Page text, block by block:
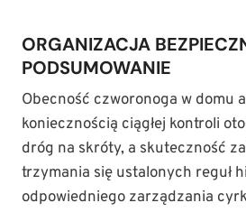
ORGANIZACJA
PODSUMOWANIE
Obecność czworonoga w domu
koniecznością ciągłej kontroli
dróg na skróty, a skuteczność
trzymania się ustalonych reguł
odpowiedniego zarządzania